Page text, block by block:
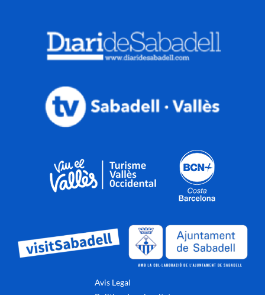
Avis Legal